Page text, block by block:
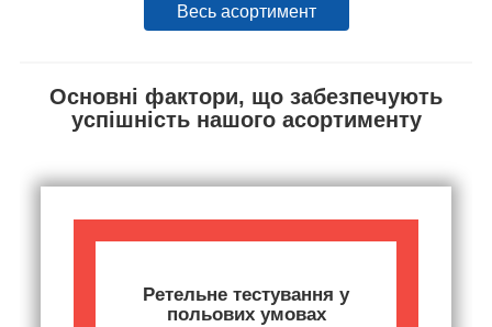
Весь асортимент
Основні фактори, що забезпечують
успішність нашого асортименту
Ретельне тестування у
польових умовах